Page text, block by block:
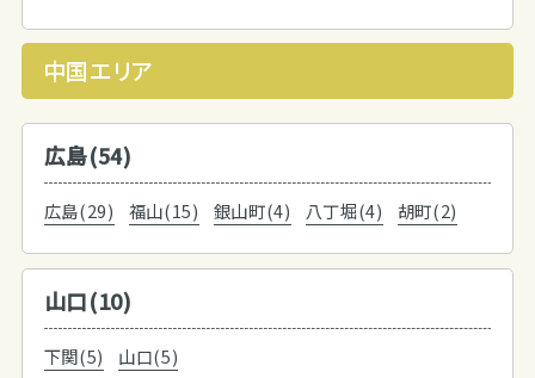
中国エリア
広島(54)
広島(29) 福山(15) 銀山町(4) 八丁堀(4) 胡町(2)
山口(10)
下関(5) 山口(5)